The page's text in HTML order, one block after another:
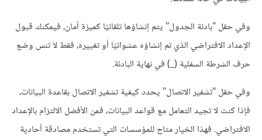
وفي حقل "بادئة الجدول" يتم إنشاؤها تلقائيًا كميزة أمان، فيمكنك قبول
الإعداد الافتراضي الذي تم إنشاؤه عشوائيًا أو تغييره، فقط لا تنس وضع
حرف الشرطة السفلية (_) في نهاية البادئة.
وفي حقل "تشفير الاتصال" يحدد كيفية تشفير الاتصال بقاعدة البيانات،
فإذا كنت لا تجيد التعامل مع قواعد البيانات، فمن الأفضل الالتزام بالإعداد
الافتراضي. فهذا الخيار متاح للمؤسسات التي تستخدم مصادقة أحادية